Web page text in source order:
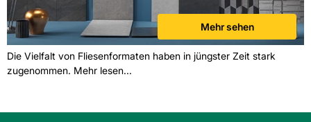
Mehr sehen
Die Vielfalt von Fliesenformaten haben in jüngster Zeit stark
zugenommen. Mehr lesen...